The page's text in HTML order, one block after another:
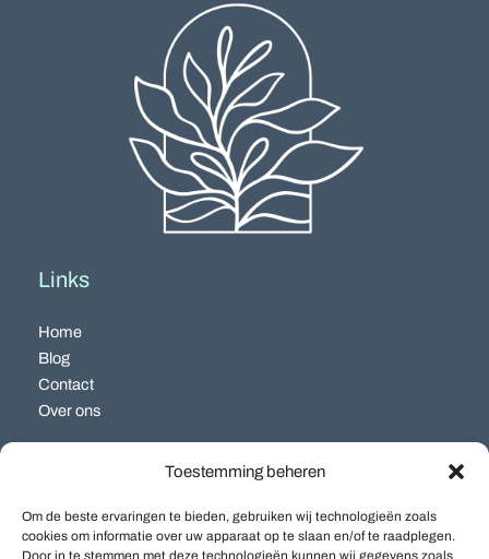
Toestemming beheren
Om de beste ervaringen te bieden, gebruiken wij technologieën zoals
cookies om informatie over uw apparaat op te slaan en/of te raadplegen.
Door in te stemmen met deze technologieën kunnen wij gegevens zoals
Links
Home
Blog
Contact
Over ons
Categorieën
Biodiversiteit
Tuin & Eten